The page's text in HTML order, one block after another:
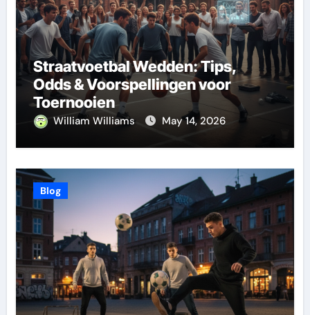
Straatvoetbal Wedden: Tips,
Odds & Voorspellingen voor
Toernooien
William Williams May 14, 2026
Blog